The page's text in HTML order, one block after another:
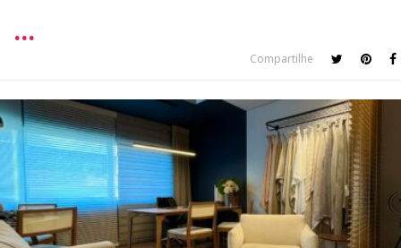
Compartilhe